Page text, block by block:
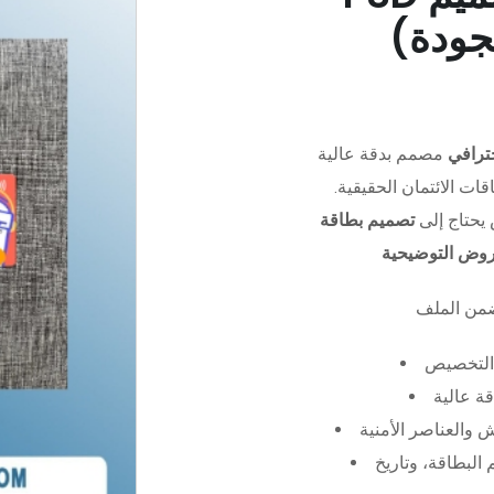
مصمم بدقة عالية (PSD)،
الائتمان الحقيقية.
إلىتصميم بطاقة
التوضيحية
عالية
الأمنية
وتاريخ